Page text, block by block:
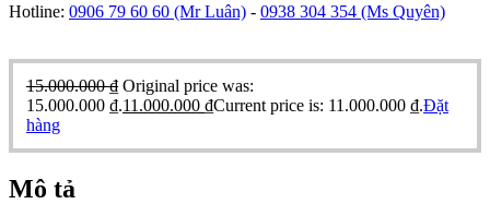
Hotline: 0906 79 60 60 (Mr Luân) - 0938 304 354 (Ms Quyên)
15.000.000₫ Original price was:
15.000.000 ₫.11.000.000 ₫Current price is: 11.000.000 ₫.Đặt
hàng
Mô tả